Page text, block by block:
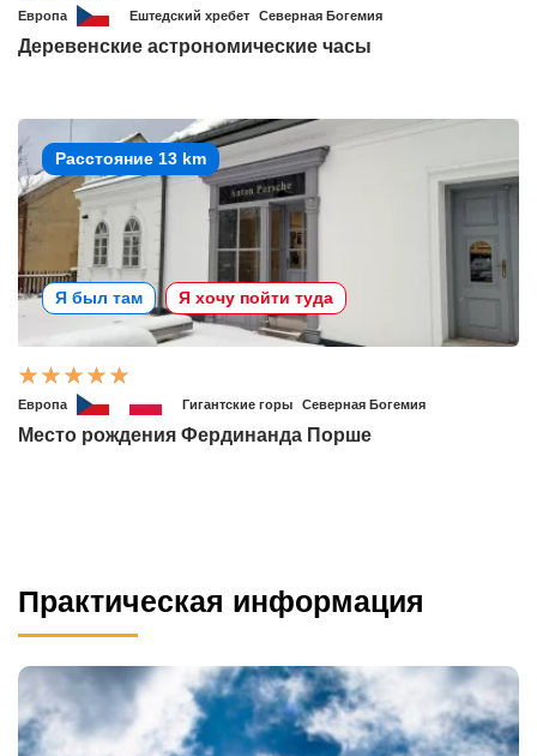
Европа Ештедский хребет Северная Богемия
Деревенские астрономические часы
Расстояние 13 km
Я был там Я хочу пойти туда
Европа Гигантские горы Северная Богемия
Место рождения Фердинанда Порше
Практическая информация